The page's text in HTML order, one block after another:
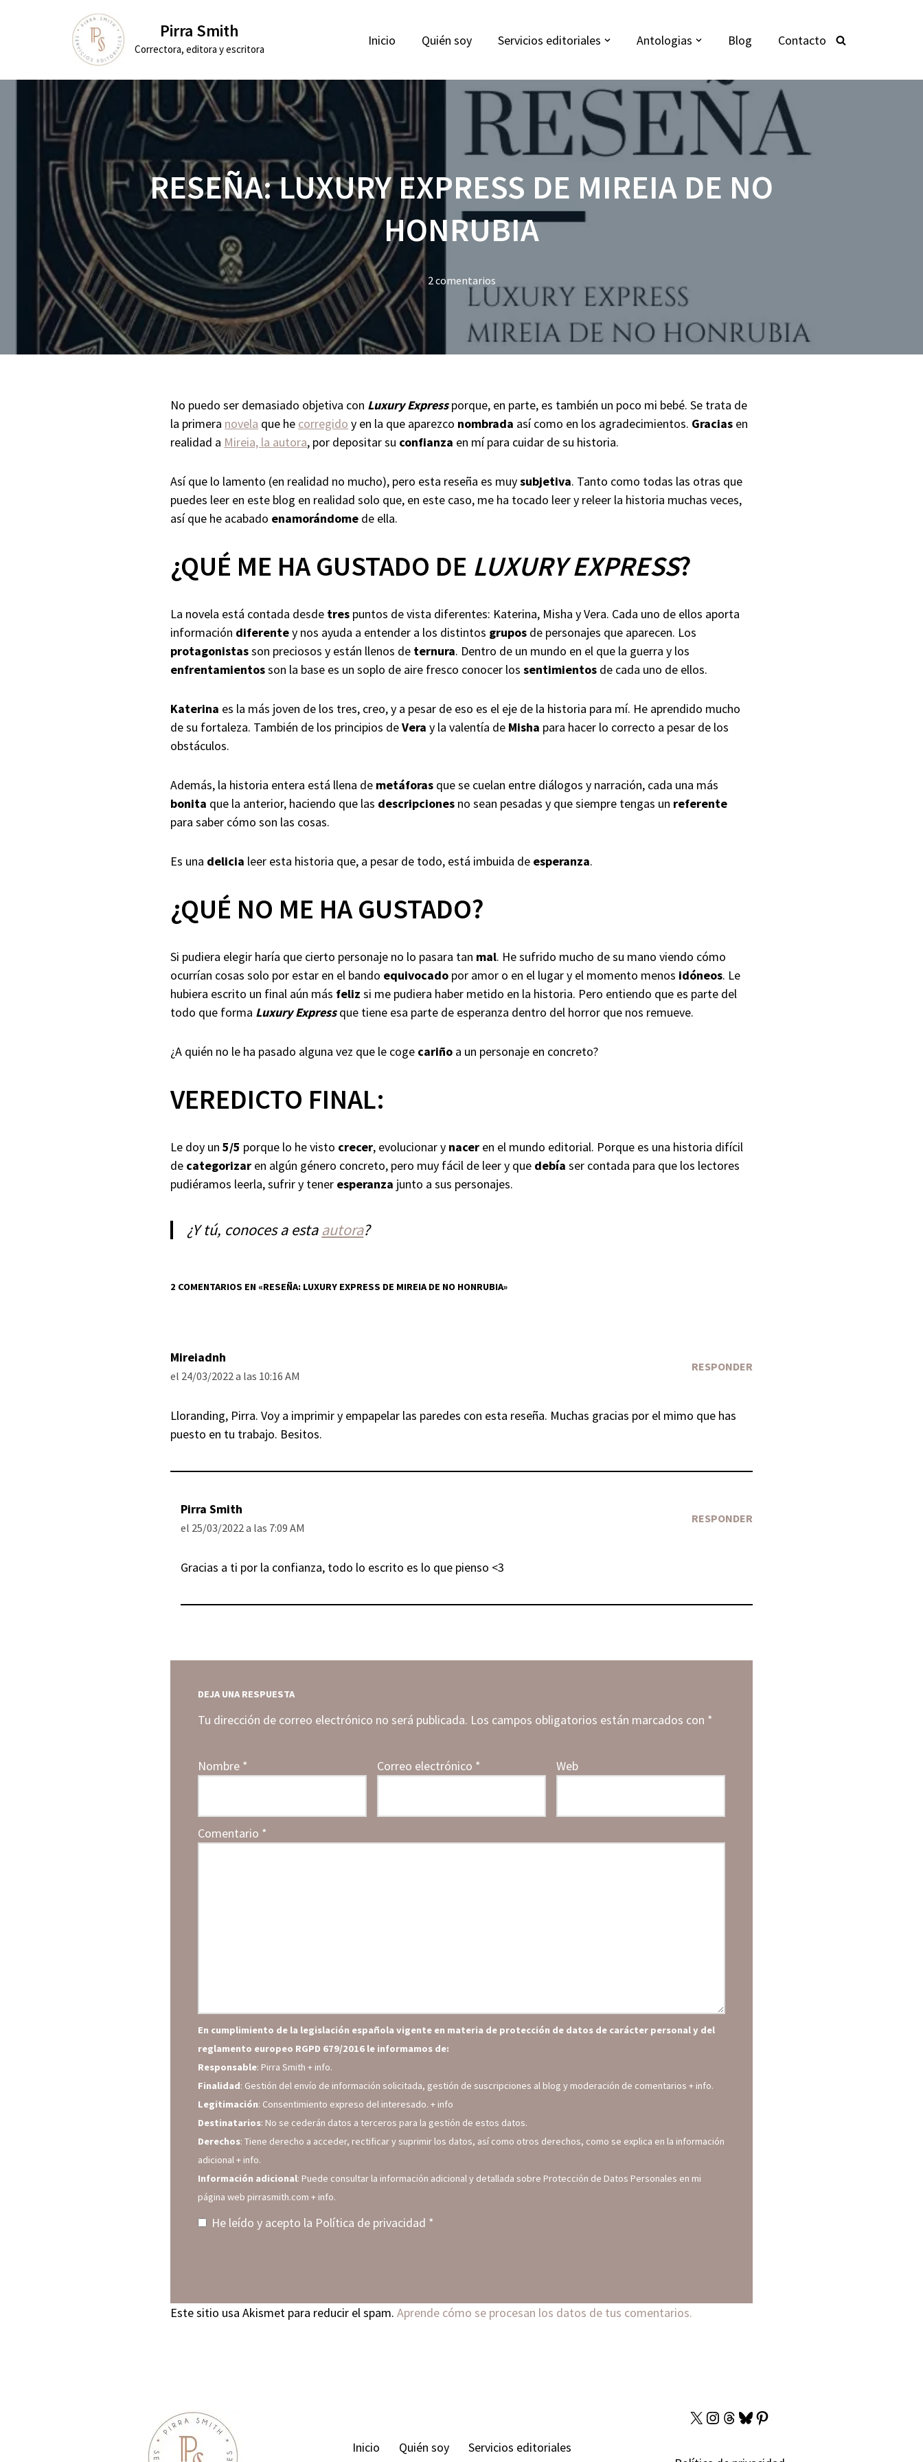
Pirra Smith
Correctora, editora y escritora
Inicio Quién soy Servicios editoriales Antologias Blog Contacto
RESEÑA: LUXURY EXPRESS DE MIREIA DE NO
HONRUBIA
2 comentarios
No puedo ser demasiado objetiva con Luxury Expressporque, en parte, es también un poco mi bebé. Se trata de
la primera novela que he corregido y en la que aparezco nombrada así como en los agradecimientos. Gracias en
realidad a Mireia, la autora, por depositar su confianza en mí para cuidar de su historia.
Así que lo lamento (en realidad no mucho), pero esta reseña es muysubjetiva. Tanto como todas las otras que
puedes leer en este blog en realidad solo que, en este caso, me ha tocado leer y releer la historia muchas veces,
así que he acabado enamorándome de ella.
¿QUÉ ME HA GUSTADO DE LUXURY EXPRESS?
La novela está contada desde tres puntos de vista diferentes: Katerina, Misha y Vera. Cada uno de ellos aporta
información diferentey nos ayuda a entender a los distintos grupos de personajes que aparecen. Los
protagonistasson preciosos y están llenos de ternura. Dentro de un mundo en el que la guerra y los
enfrentamientosson la base es un soplo de aire fresco conocer lossentimientos de cada uno de ellos.
Katerina es la más joven de los tres, creo, y a pesar de eso es el eje de la historia para mí. He aprendido mucho
de su fortaleza. También de los principios deVeray la valentía de Misha para hacer lo correcto a pesar de los
obstáculos.
Además, la historia entera está llena de metáforas que se cuelan entre diálogos y narración, cada una más
bonita que la anterior, haciendo que las descripciones no sean pesadas y que siempre tengas un referente
para saber cómo son las cosas.
Es una delicia leer esta historia que, a pesar de todo, está imbuida de esperanza.
¿QUÉ NO ME HA GUSTADO?
Si pudiera elegir haría que cierto personaje no lo pasara tan mal. He sufrido mucho de su mano viendo cómo
ocurrían cosas solo por estar en el bando equivocado por amor o en el lugar y el momento menos idóneos. Le
hubiera escrito un final aún más felizsi me pudiera haber metido en la historia. Pero entiendo que es parte del
todo que forma Luxury Expressque tiene esa parte de esperanza dentro del horror que nos remueve.
¿A quién no le ha pasado alguna vez que le coge cariño a un personaje en concreto?
VEREDICTO FINAL:
Le doy un5/5 porque lo he visto crecer, evolucionar y nacer en el mundo editorial. Porque es una historia difícil
de categorizar en algún género concreto, pero muy fácil de leer y que debíaser contada para que los lectores
pudiéramos leerla, sufrir y tener esperanza junto a sus personajes.
¿Y tú, conoces a esta autora?
2 COMENTARIOS EN «RESEÑA: LUXURY EXPRESS DE MIREIA DE NO HONRUBIA»
Mireiadnh
el 24/03/2022 a las 10:16 AM
RESPONDER
Lloranding, Pirra. Voy a imprimir y empapelar las paredes con esta reseña. Muchas gracias por el mimo que has
puesto en tu trabajo. Besitos.
Pirra Smith
el 25/03/2022 a las 7:09 AM
RESPONDER
Gracias a ti por la confianza, todo lo escrito es lo que pienso <3
DEJA UNA RESPUESTA
Tu dirección de correo electrónico no será publicada. Los campos obligatorios están marcados con *
Nombre * Correo electrónico * Web
Comentario *
En cumplimiento de la legislación española vigente en materia de protección de datos de carácter personal y del
reglamento europeo RGPD 679/2016 le informamos de:
Responsable: Pirra Smith+ info.
Finalidad: Gestión del envío de información solicitada, gestión de suscripciones al blog y moderación de comentarios+ info.
Legitimación: Consentimiento expreso del interesado.+ info
Destinatarios: No se cederán datos a terceros para la gestión de estos datos.
Derechos: Tiene derecho a acceder, rectificar y suprimir los datos, así como otros derechos, como se explica en la información
adicional+ info.
Información adicional: Puede consultar la información adicional y detallada sobre Protección de Datos Personales en mi
página web pirrasmith.com+ info.
He leído y acepto la Política de privacidad *
Este sitio usa Akismet para reducir el spam.Aprende cómo se procesan los datos de tus comentarios.
Inicio Quién soy
Servicios editoriales